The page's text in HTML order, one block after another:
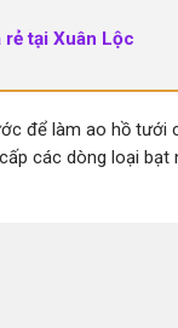
tại Xuân Lộc
để làm ao hồ tưới
các dòng loại bạt